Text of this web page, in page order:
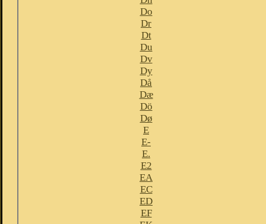
Do
Dr
Dt
Du
Dv
Dy
Då
Dæ
Dö
Dø
E
E-
E.
E2
EA
EC
ED
EF